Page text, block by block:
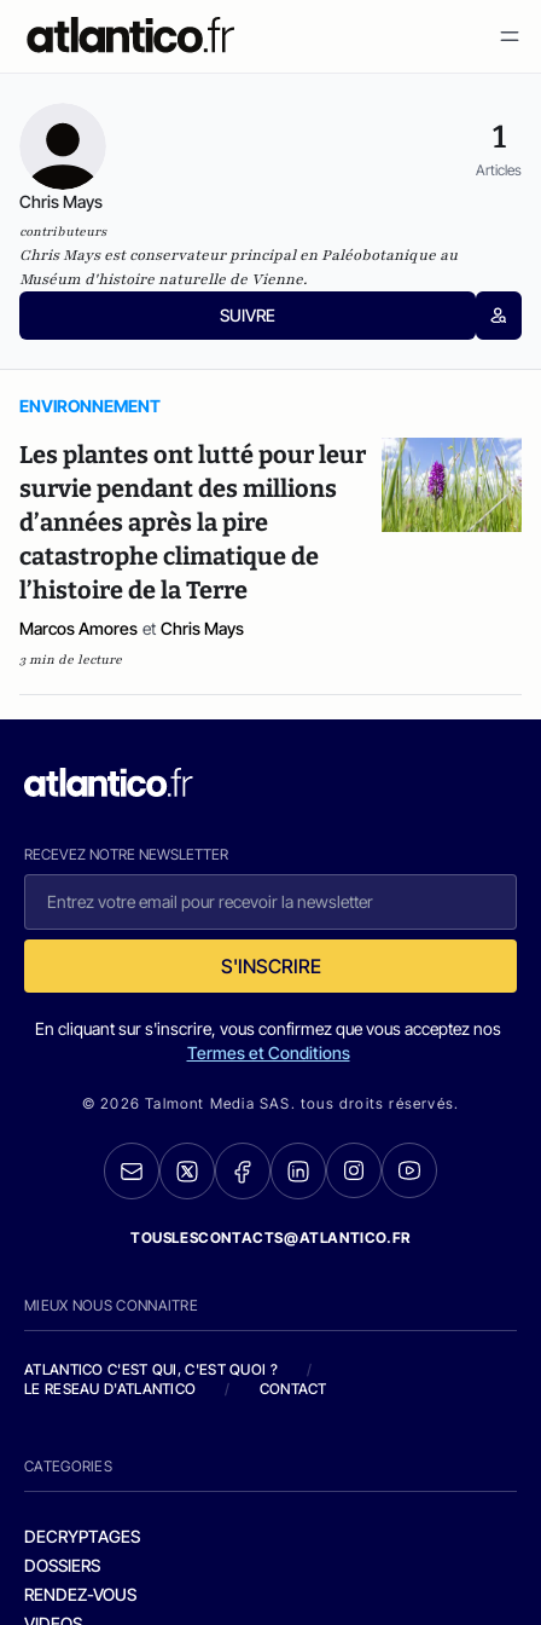
1
Articles
Chris Mays
contributeurs
Chris Mays est conservateur principal en Paléobotanique au
Muséum d'histoire naturelle de Vienne.
SUIVRE
ENVIRONNEMENT
Les plantes ont lutté pour leur
survie pendant des millions
d’années après la pire
catastrophe climatique de
l’histoire de la Terre
Marcos Amores et Chris Mays
3 min de lecture
RECEVEZ NOTRE NEWSLETTER
S'INSCRIRE
En cliquant sur s'inscrire, vous confirmez que vous acceptez nos
Termes et Conditions
© 2026 Talmont Media SAS. tous droits réservés.
TOUSLESCONTACTS@ATLANTICO.FR
MIEUX NOUS CONNAITRE
ATLANTICO C'EST QUI, C'EST QUOI ?
/
LE RESEAU D'ATLANTICO
/ CONTACT
CATEGORIES
DECRYPTAGES
DOSSIERS
RENDEZ-VOUS